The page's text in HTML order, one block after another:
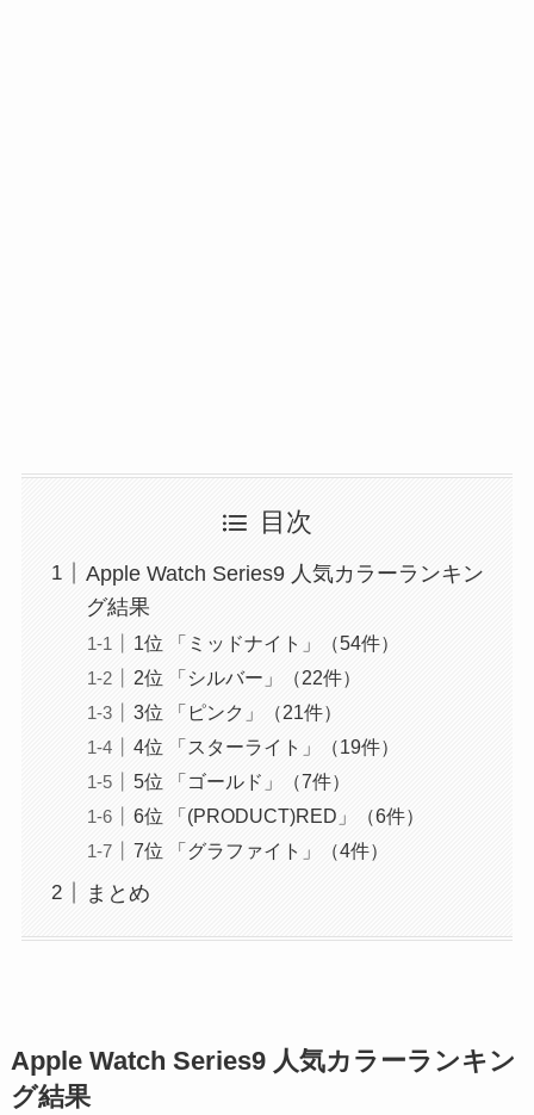
目次
Apple Watch Series9 人気カラーランキン
グ結果
1位 「ミッドナイト」（54件）
2位 「シルバー」（22件）
3位 「ピンク」（21件）
4位 「スターライト」（19件）
5位 「ゴールド」（7件）
6位 「(PRODUCT)RED」（6件）
7位 「グラファイト」（4件）
まとめ
Apple Watch Series9 人気カラーランキン
グ結果